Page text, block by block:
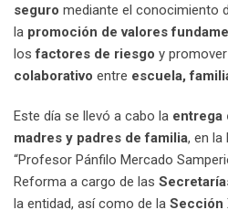
seguro mediante el conocimiento
la promoción de valores
losfactores de riesgo y
colaborativo entre escuela,
Este día se llevó a cabo la entrega
madres y padres de familia, en la
“Profesor Pánfilo Mercado
Reforma a cargo de las
la entidad, así como de la Sección